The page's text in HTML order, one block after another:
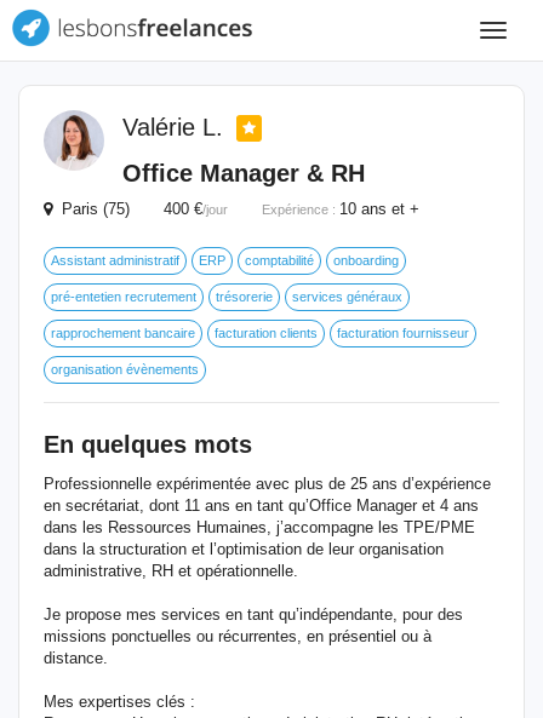
Toggle
Valérie L.
Office Manager & RH
Paris (75) 400 €/jour Expérience : 10 ans et +
Assistant administratif ERP comptabilité onboarding
pré-entetien recrutement trésorerie services généraux
rapprochement bancaire facturation clients facturation fournisseur
organisation évènements
En quelques mots
Professionnelle expérimentée avec plus de 25 ans d’expérience
en secrétariat, dont 11 ans en tant qu’Office Manager et 4 ans
dans les Ressources Humaines, j’accompagne les TPE/PME
dans la structuration et l’optimisation de leur organisation
administrative, RH et opérationnelle.
Je propose mes services en tant qu’indépendante, pour des
missions ponctuelles ou récurrentes, en présentiel ou à
distance.
Mes expertises clés :